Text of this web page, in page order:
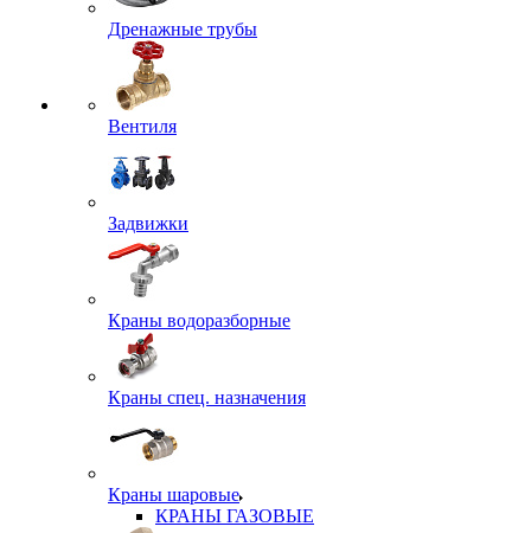
Дренажные трубы
Вентиля
Задвижки
Краны водоразборные
Краны спец. назначения
Краны шаровые
КРАНЫ ГАЗОВЫЕ